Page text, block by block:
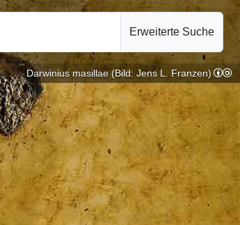
Erweiterte Suche
Darwinius masillae (Bild: Jens L. Franzen)